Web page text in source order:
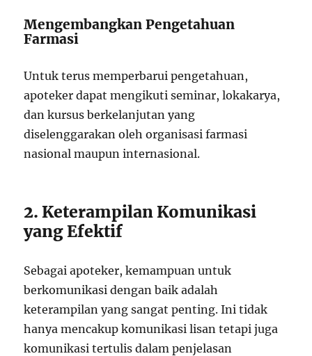
Mengembangkan Pengetahuan
Farmasi
Untuk terus memperbarui pengetahuan,
apoteker dapat mengikuti seminar, lokakarya,
dan kursus berkelanjutan yang
diselenggarakan oleh organisasi farmasi
nasional maupun internasional.
2. Keterampilan Komunikasi
yang Efektif
Sebagai apoteker, kemampuan untuk
berkomunikasi dengan baik adalah
keterampilan yang sangat penting. Ini tidak
hanya mencakup komunikasi lisan tetapi juga
komunikasi tertulis dalam penjelasan